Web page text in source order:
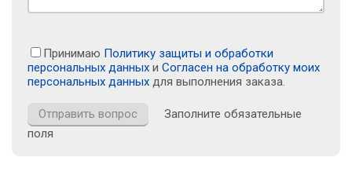
Принимаю Политику защиты и обработки
персональных данных и Согласен на обработку моих
персональных данных для выполнения заказа.
Заполните обязательные
поля